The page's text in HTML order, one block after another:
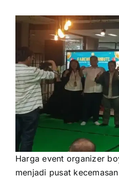
Harga event organizer
menjadi pusat